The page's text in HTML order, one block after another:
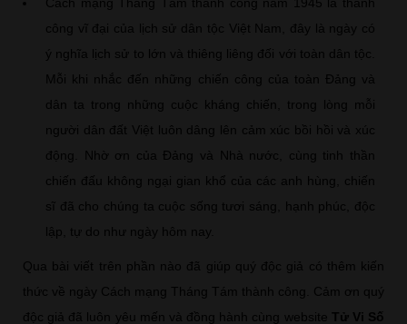
công vĩ đại của lịch sử dân tộc Việt Nam, đây là ngày có
ý nghĩa lịch sử to lớn và thiêng liêng đối với toàn dân tộc.
Mỗi khi nhắc đến những chiến công của toàn Đảng và
dân ta trong những cuộc kháng chiến, trong lòng mỗi
người dân đất Việt luôn dâng lên cảm xúc bồi hồi và xúc
động. Nhờ ơn của Đảng và Nhà nước, cùng tinh thần
chiến đấu không ngại gian khổ của các anh hùng, chiến
sĩ đã cho chúng ta cuộc sống tươi sáng, hạnh phúc, độc
lập, tự do như ngày hôm nay.
Qua bài viết trên phần nào đã giúp quý độc giả có thêm kiến
thức về ngày Cách mạng Tháng Tám thành công. Cảm ơn quý
độc giả đã luôn yêu mến và đồng hành cùng website Tử Vi Số